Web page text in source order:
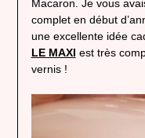
Macaron. Je vous
complet en début
une excellente idée
LE MAXI est très
vernis !